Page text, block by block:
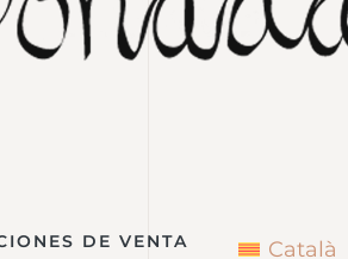
DE VENTA Català